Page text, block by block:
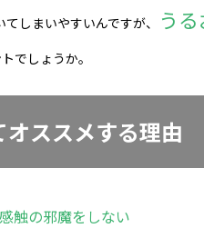
しまいやすいんですが、
う
でしょうか。
ススメする理由
触の邪魔をしない